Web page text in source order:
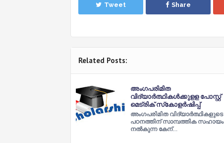
Tweet Share
Related Posts:
അംഗപരിമിത
വിദ്യാര്‍ത്ഥികള്‍ക്കുളള പോസ്റ്റ്
മെട്രിക് സ്‌കോളര്‍ഷിപ്പ്
അംഗപരിമിത വിദ്യാര്‍ത്ഥികളുടെ
പഠനത്തിന് സാമ്പത്തിക സഹായം
നല്‍കുന്ന കേന്…